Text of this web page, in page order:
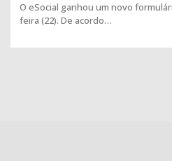
O eSocial ganhou um novo
feira (22). De acordo…